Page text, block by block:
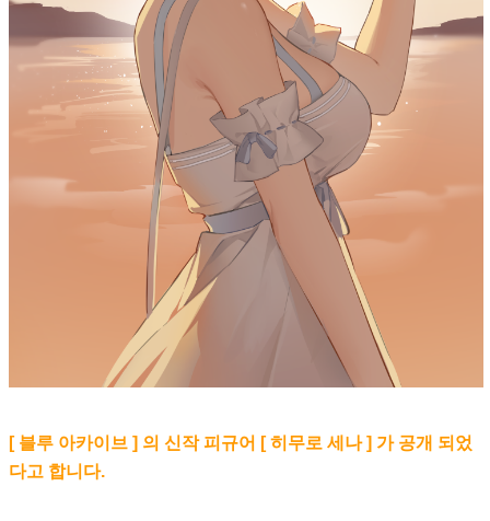
[ 블루 아카이브 ] 의 신작 피규어 [ 히무로 세나 ] 가 공개 되었
다고 합니다.